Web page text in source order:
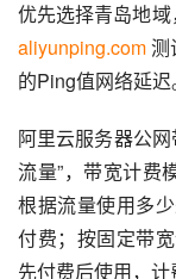
aliyunping.com 测
的Ping值网络延迟
阿里云服务器公网
流量”，带宽计费
根据流量使用多
付费；按固定带
先付费后使用，计